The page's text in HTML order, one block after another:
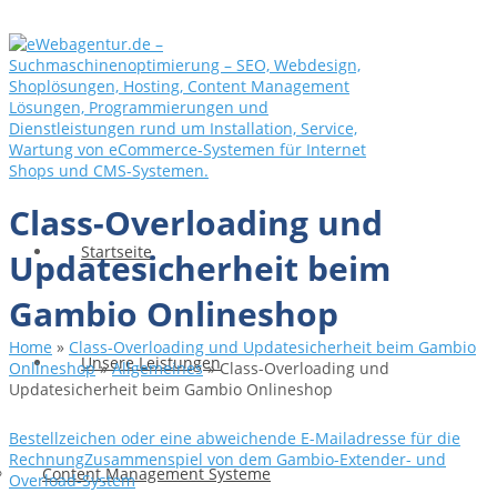
Startseite
Unsere Leistungen
Content Management Systeme
Class-Overloading und
Updatesicherheit beim
Gambio Onlineshop
Home » Class-Overloading und Updatesicherheit beim Gambio
Onlineshop » Allgemeines »Class-Overloading und
Updatesicherheit beim Gambio Onlineshop
Bestellzeichen oder eine abweichende E-Mailadresse für die
RechnungZusammenspiel von dem Gambio-Extender- und
Overload-System